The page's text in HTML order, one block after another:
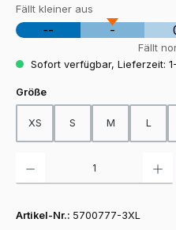
Fällt kleiner aus
-- -
Fällt
Sofort verfügbar, Lieferzeit:
Größeauswählen
XS S M L
Artikel-Nr.: 5700777-3XL